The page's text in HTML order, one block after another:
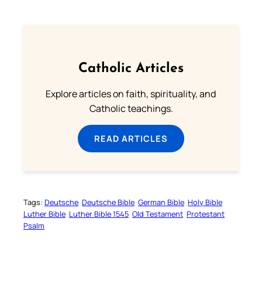
Catholic Articles
Explore articles on faith, spirituality, and
Catholic teachings.
READ ARTICLES
Tags: Deutsche Deutsche Bible German Bible Holy Bible
Luther Bible Luther Bible 1545 Old Testament Protestant
Psalm